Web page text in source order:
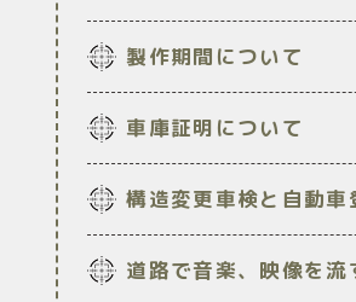
製作期間について
車庫証明について
構造変更車検と自動車
道路で音楽、映像を流